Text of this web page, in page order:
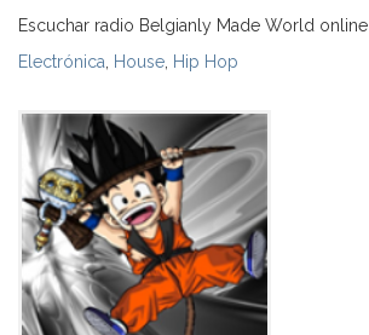
Escuchar radio Belgianly Made World online
Electrónica House Hip Hop